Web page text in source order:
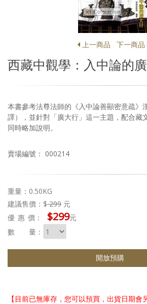
上一商品 下一商品
西藏中觀學：入中論的
本書參考法尊法師的《入中論善顯密意疏》
譯），並針對「廣大行」這一主題，配合藏
同時略加說明。
賣場編號： 000214
重量：0.50KG
建議售價：$299 元
優惠 價： $299元
數 量：
開放預購
【目前已無庫存，您可以預買，出貨日期會